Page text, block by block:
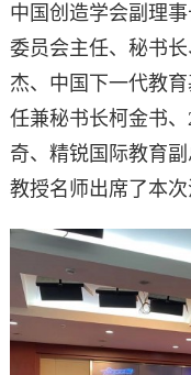
中国创造学会副理
委员会主任、秘书
杰、中国下一代教
任兼秘书长柯金书
奇、精锐国际教育
教授名师出席了本次